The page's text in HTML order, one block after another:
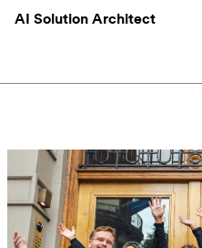
AI Solution Architect